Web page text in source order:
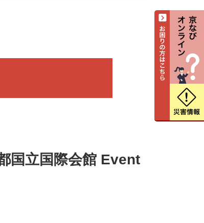
国立国際会館 Event